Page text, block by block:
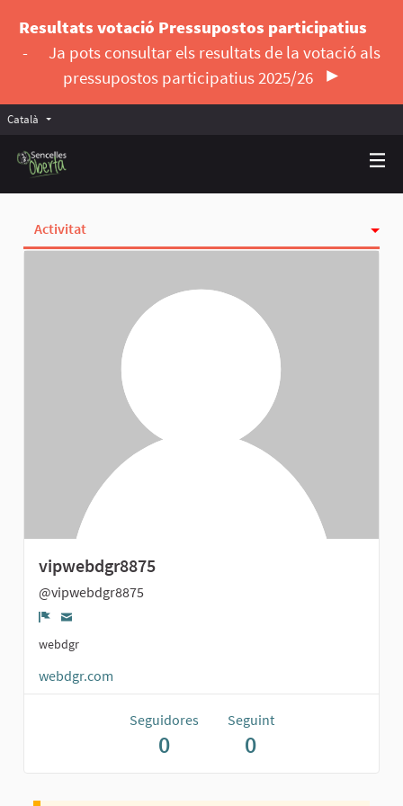
Resultats votació Pressupostos participatius
-
Ja pots consultar els resultats de la votació als
pressupostos participatius 2025/26
Català Triar la llengua
Activitat
vipwebdgr8875
@vipwebdgr8875
Denúncia
webdgr
webdgr.com
Seguidores
0
Seguint
0